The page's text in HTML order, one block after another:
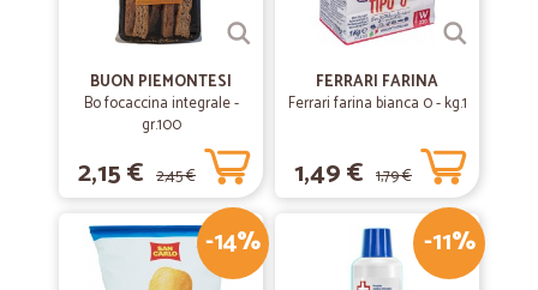
BUON PIEMONTESI
Bo focaccina integrale -
gr.100
2,15 € 2,45 €
FERRARI FARINA
Ferrari farina bianca 0 - kg.1
1,49 € 1,79 €
-14% -11%